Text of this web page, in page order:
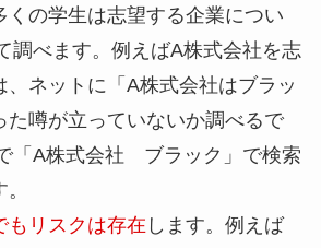
くの学生は志望する企業につい
調べます。例えばA株式会社を志
、ネットに「A株式会社はブラッ
た噂が立っていないか調べるで
「A株式会社 ブラック」で検索
もリスクは存在 します。例えば